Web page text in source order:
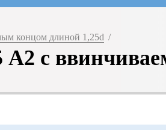
концом длиной 1,25d /
с